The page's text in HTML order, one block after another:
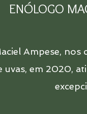
ENÓLOGO
Ampese, nos
uvas, em 2020,